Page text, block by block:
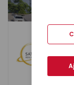
Póvoa de